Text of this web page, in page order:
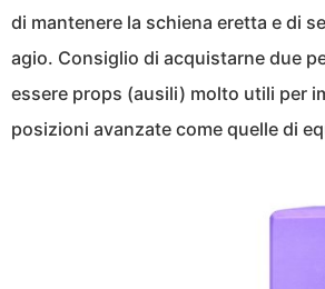
di mantenere la schiena eretta e di
agio. Consiglio di acquistarne due
essere props (ausili) molto utili per
posizioni avanzate come quelle di